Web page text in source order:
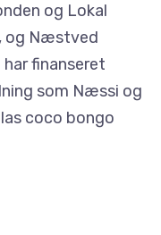
og Lokal
og Næstved
finanseret
som Næssi og
coco bongo